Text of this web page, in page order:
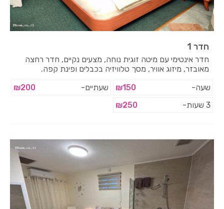
חדר 1
חדר אינטימי עם מיטה זוגית נוחה, מצעים נקיים, חדר רחצה
מאובזר, מיזוג אוויר, מסך טלוויזיה בכבלים ופינת קפה.
שעה-
₪150 שעתיים-
₪200
3 שעות-
₪250